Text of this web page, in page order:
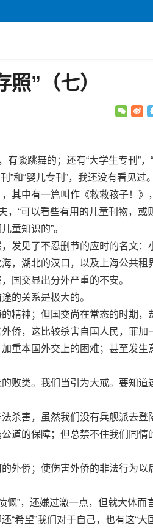
”（七）
谈跳舞的；还有“大学生专刊”，
”和“婴儿专刊”，我还没有看见过。
其中有一篇叫作《救救孩子！》
，“可以看些有用的儿童刊物，或
童知识的”。
发见了不忍删节的应时的名文：
，湖北的汉口，以及上海公共租
国交显出分外严重的不安。
的关系是极大的。
精神；但国交尚在常态的时期，
侨，这比较杀害自国人民，罪加
重本国外交上的困难；甚至发生
败类。我们当引为大戒。要知道
杀害，虽然我们没有兵舰派去登
道的保障；但总禁不住我们同情
外侨；使伤害外侨的非法行为以
”，还嫌过激一点，但就大体而
“希望”我们对于自己，也有这“大